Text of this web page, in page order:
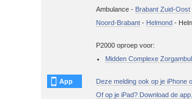
Ambulance - Brabant Zuid-Oost
Noord-Brabant - Helmond -
P2000 oproep voor:
Midden Complexe
App
Deze melding ook op je iPhone
Of op je iPad? Download de app.